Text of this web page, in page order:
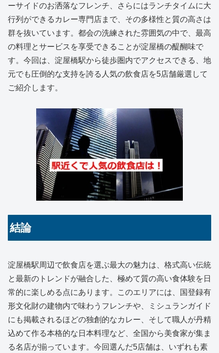
ーサイドのお洒落なフレンチ、さらにはランチタイムに大
行列ができるカレー専門店まで、その多様性と質の高さは
群を抜いています。都会の洗練された雰囲気の中で、最高
の料理とサービスを享受できることが淀屋橋の醍醐味で
す。今回は、淀屋橋駅から徒歩圏内でアクセスできる、地
元でも圧倒的な支持を誇る人気の飲食店を5店舗厳選して
ご紹介します。
結論
淀屋橋駅周辺で飲食店を選ぶ最大の魅力は、格式高い伝統
と最新のトレンドが融合した、極めて質の高い食体験を日
常的に楽しめる点にあります。このエリアには、国登録有
形文化財の建物内で味わうフレンチや、ミシュランガイド
にも掲載されるほどの独創的なカレー、そして職人が丹精
込めて作る本格的な日本料理など、全国から美食家が集ま
る名店が揃っています。今回選んだ5店舗は、いずれも素